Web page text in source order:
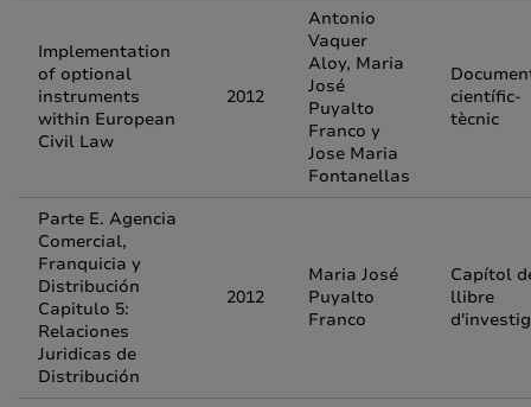
Implementation
of optional
instruments
within European
Civil Law
2012
Antonio
Vaquer
Aloy, Maria
José
Puyalto
Franco y
Jose Maria
Fontanellas
científic-
tècnic
Parte E. Agencia
Comercial,
Franquicia y
Distribución
Capitulo 5:
Relaciones
Juridicas de
Distribución
2012
Maria José
Puyalto
Franco
Capítol
llibre